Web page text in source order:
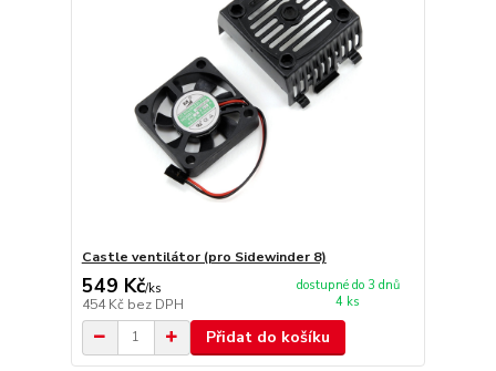
Castle ventilátor (pro Sidewinder 8)
549 Kč/ks
454 Kč bez DPH
dostupné do 3 dnů
4 ks
Přidat do košíku